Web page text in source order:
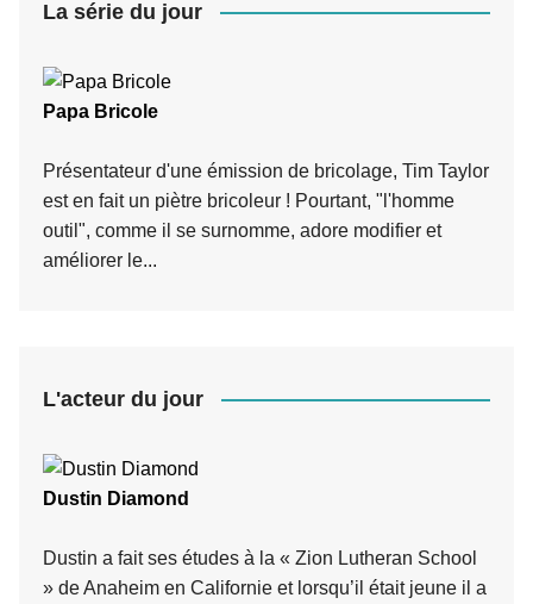
La série du jour
Papa Bricole
Présentateur d'une émission de bricolage, Tim Taylor
est en fait un piètre bricoleur ! Pourtant, "l'homme
outil", comme il se surnomme, adore modifier et
améliorer le...
L'acteur du jour
Dustin Diamond
Dustin a fait ses études à la « Zion Lutheran School
» de Anaheim en Californie et lorsqu’il était jeune il a